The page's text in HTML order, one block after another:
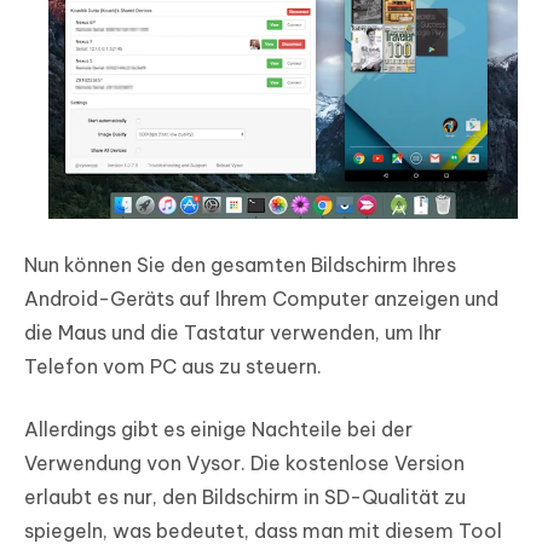
Nun können Sie den gesamten Bildschirm Ihres
Android-Geräts auf Ihrem Computer anzeigen und
die Maus und die Tastatur verwenden, um Ihr
Telefon vom PC aus zu steuern.
Allerdings gibt es einige Nachteile bei der
Verwendung von Vysor. Die kostenlose Version
erlaubt es nur, den Bildschirm in SD-Qualität zu
spiegeln, was bedeutet, dass man mit diesem Tool